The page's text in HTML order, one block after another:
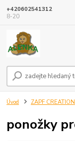
+420602541312
8-20
Úvod ZAPF CREATION
ponožky